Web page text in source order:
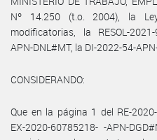
Nº 14.250 (t.o. 2004), la
modificatorias, la RESOL-
APN-DNL#MT, la DI-2022-54-
CONSIDERANDO:
Que en la página 1 del RE-
EX-2020-60785218- -APN-